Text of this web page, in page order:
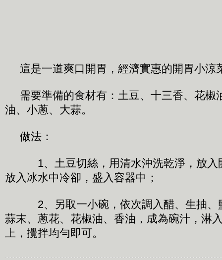
這是一道爽口開胃，經濟實惠的開胃小
需要準備的食材有：土豆、十三香、花椒
油、小蔥、大蒜。
做法：
1、土豆切絲，用清水沖洗乾淨，放入
放入冰水中冷卻，盛入容器中；
2、另取一小碗，依次調入醋、生抽、
蒜末、蔥花、花椒油、香油，成為碗汁，淋
上，攪拌均勻即可。